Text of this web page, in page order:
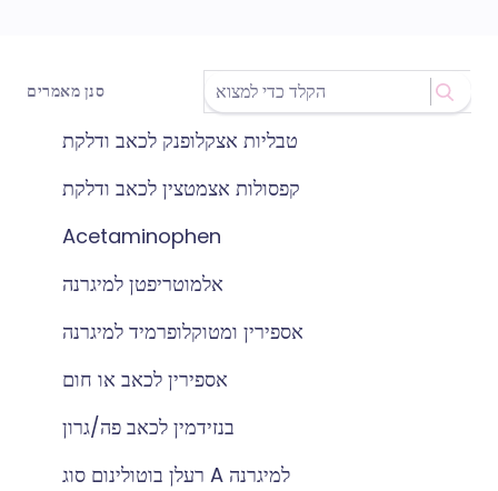
סנן מאמרים
טבליות אצקלופנק לכאב ודלקת
קפסולות אצמטצין לכאב ודלקת
Acetaminophen
אלמוטריפטן למיגרנה
אספירין ומטוקלופרמיד למיגרנה
אספירין לכאב או חום
בנזידמין לכאב פה/גרון
רעלן בוטולינום סוג A למיגרנה